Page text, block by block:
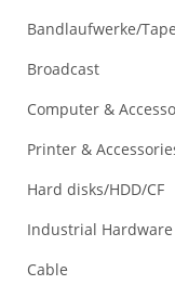
Bandlaufwerke/
Broadcast
Computer &
Printer &
Hard disks/HDD/CF
Industrial Hardware
Cable